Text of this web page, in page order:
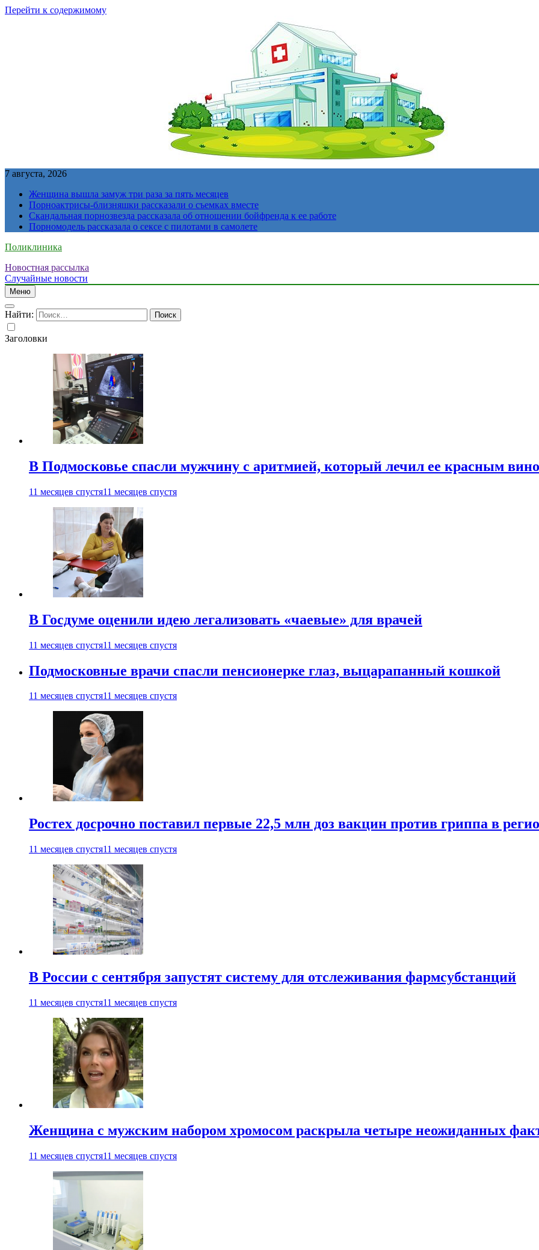
Перейти к содержимому
7 августа, 2026
Женщина вышла замуж три раза за пять месяцев
Порноактрисы-близняшки рассказали о съемках вместе
Скандальная порнозвезда рассказала об отношении бойфренда к ее работе
Порномодель рассказала о сексе с пилотами в самолете
Поликлиника
Новостная рассылка
Случайные новости
Меню
Найти:
Заголовки
В Подмосковье спасли мужчину с аритмией, который лечил ее красным
11 месяцев спустя11 месяцев спустя
В Госдуме оценили идею легализовать «чаевые» для врачей
11 месяцев спустя11 месяцев спустя
Подмосковные врачи спасли пенсионерке глаз, выцарапанный кошкой
11 месяцев спустя11 месяцев спустя
Ростех досрочно поставил первые 22,5 млн доз вакцин против гриппа в
11 месяцев спустя11 месяцев спустя
В России с сентября запустят систему для отслеживания фармсубстанций
11 месяцев спустя11 месяцев спустя
Женщина с мужским набором хромосом раскрыла четыре неожиданных
11 месяцев спустя11 месяцев спустя